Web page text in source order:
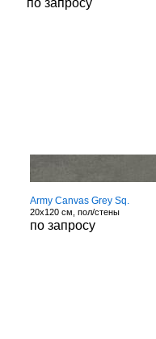
по запросу
Army Canvas Grey Sq.
20x120 см, пол/стены
по запросу